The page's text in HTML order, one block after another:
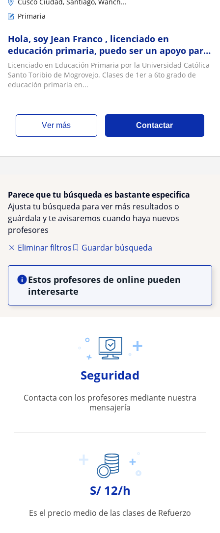
Primaria
Hola, soy Jean Franco , licenciado en
educación primaria, puedo ser un apoyo para
ti en tus clases
Licenciado en Educación Primaria por la Universidad Católica
Santo Toribio de Mogrovejo. Clases de 1er a 6to grado de
educación primaria en...
ver más Contactar
Parece que tu búsqueda es bastante especifica
Ajusta tu búsqueda para ver más resultados o
guárdala y te avisaremos cuando haya nuevos
profesores
Eliminar filtros
Guardar búsqueda
Estos profesores de online pueden
interesarte
Seguridad
Contacta con los profesores mediante nuestra
mensajería
S/ 12/h
Es el precio medio de las clases de Refuerzo